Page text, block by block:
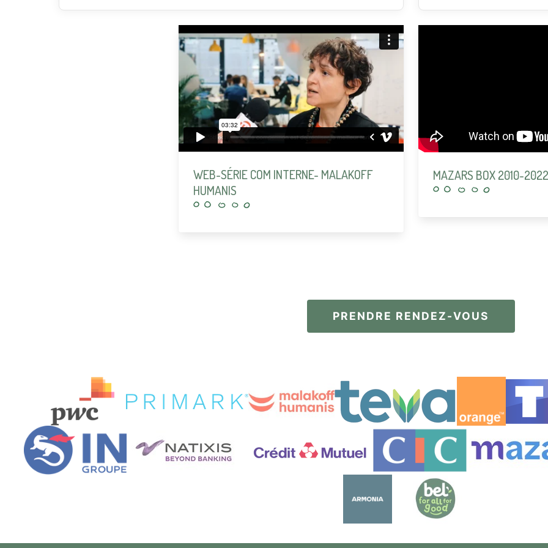
WEB-SÉRIE COM INTERNE- MALAKOFF
HUMANIS
MAZARS BOX 2010-2022
PRENDRE RENDEZ-VOUS